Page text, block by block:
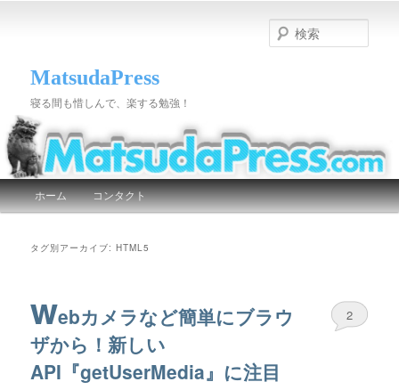
MatsudaPress
寝る間も惜しんで、楽する勉強！
索
メインメニュー
メインコンテンツへ移動
サブコンテンツへ移動
ホーム コンタクト
タグ別アーカイブ:HTML5
webカメラなど簡単にブラウ
ザから！新しい
API『getUserMedia』に注目
2